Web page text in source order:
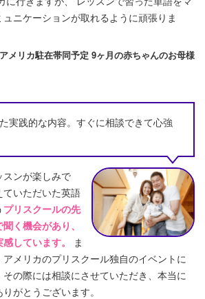
ニケーションが取れるように頑張りま
メリカ駐在帯同予定 9ヶ月の赤ちゃんのお母様
実践的な内容。すぐに相談できて心強
ンが楽しみで
いただいた英語
プリスクールの先
く機会があり、
しています。
ま
メリカのプリスクール独自のイベントに
の際には相談にさせていただき、本当に
がとうございます。